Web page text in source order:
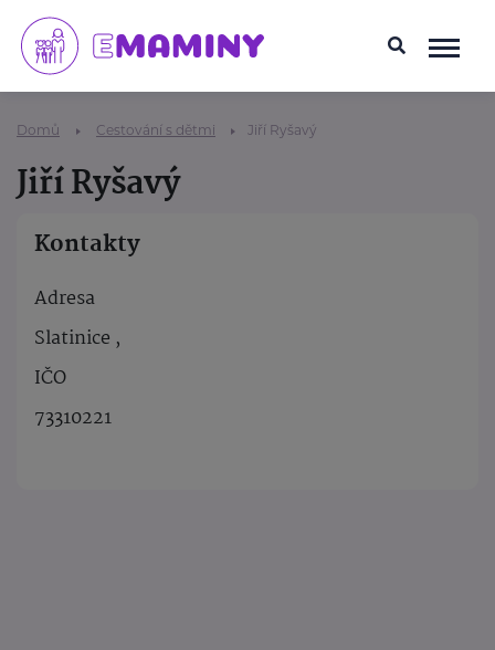
Domů Cestování s dětmi Jiří Ryšavý
Jiří Ryšavý
Kontakty
Adresa
Slatinice ,
IČO
73310221